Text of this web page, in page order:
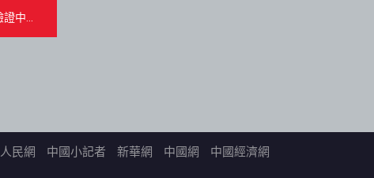
人民網 中國小記者 新華網 中國網 中國經濟網